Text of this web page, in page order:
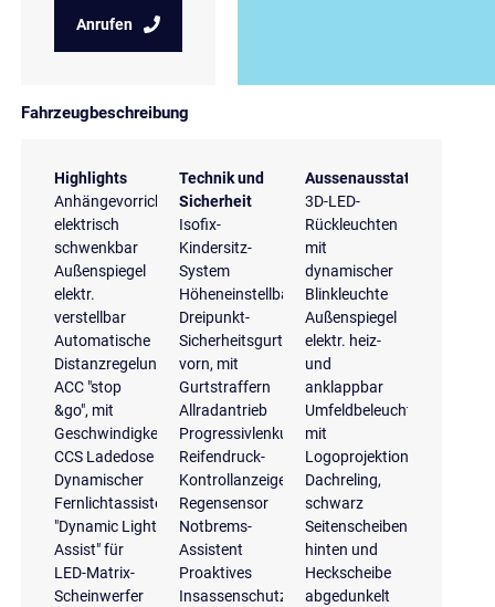
Anrufen
Fahrzeugbeschreibung
Highlights
Anhängevorrichtung
elektrisch
schwenkbar
Außenspiegel
elektr.
verstellbar
Automatische
Distanzregelung
ACC "stop
&go", mit
Geschwindigkeitsbegrenzer
CCS Ladedose
Dynamischer
Fernlichtassistent
"Dynamic Light
Assist" für
LED-Matrix-
Scheinwerfer
Technik und
Sicherheit
Isofix-
Kindersitz-
System
Höheneinstellbare
Dreipunkt-
Sicherheitsgurte
vorn, mit
Gurtstraffern
Allradantrieb
Progressivlenkung
Reifendruck-
Kontrollanzeige
Regensensor
Notbrems-
Assistent
Proaktives
Insassenschutzsystem
Aussenausstattung
3D-LED-
Rückleuchten
mit
dynamischer
Blinkleuchte
Außenspiegel
elektr. heiz-
und
anklappbar
Umfeldbeleuchtung
mit
Logoprojektion
Dachreling,
schwarz
Seitenscheiben
hinten und
Heckscheibe
abgedunkelt